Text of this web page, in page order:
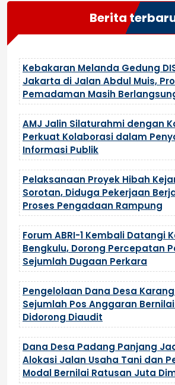
Berita
Kebakaran Melanda Gedung
Jakarta di Jalan Abdul Muis,
Pemadaman Masih
AMJ Jalin Silaturahmi dengan
Perkuat Kolaborasi dalam
Informasi Publik
Pelaksanaan Proyek Hibah
Sorotan, Diduga Pekerjaan
Proses Pengadaan Rampung
Forum ABRI-1 Kembali Datangi
Bengkulu, Dorong Percepatan
Sejumlah Dugaan Perkara
Pengelolaan Dana Desa
Sejumlah Pos Anggaran
Didorong Diaudit
Dana Desa Padang Panjang
Alokasi Jalan Usaha Tani dan
Modal Bernilai Ratusan Juta